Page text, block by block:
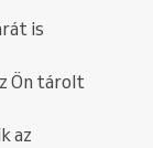
is
Ön tárolt
az